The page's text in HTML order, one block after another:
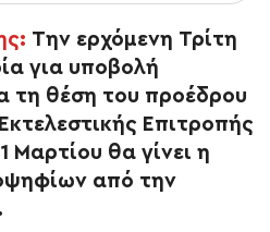
Την ερχόμενη Τρίτη
για υποβολή
τη θέση του προέδρου
Επιτροπής
Μαρτίου θα γίνει η
από την